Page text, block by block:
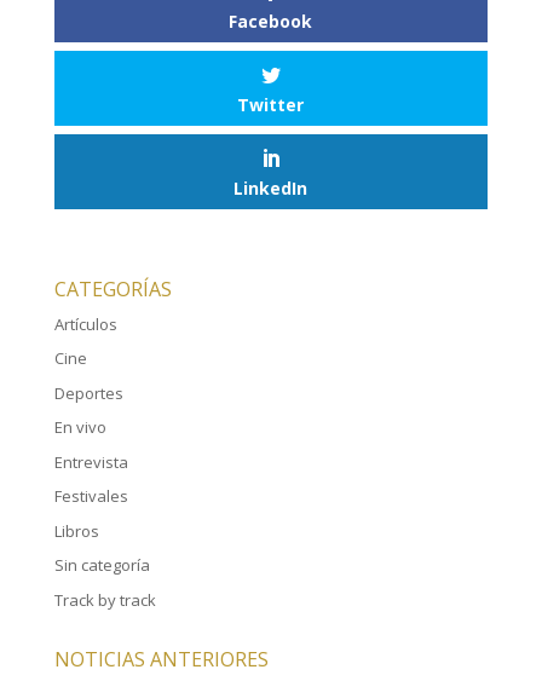
Facebook
Twitter
LinkedIn
CATEGORÍAS
Artículos
Cine
Deportes
En vivo
Entrevista
Festivales
Libros
Sin categoría
Track by track
NOTICIAS ANTERIORES